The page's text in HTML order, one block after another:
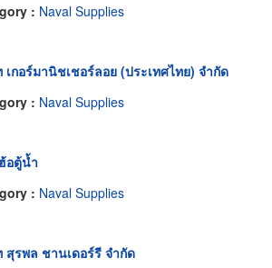
: Naval Supplies
เกอร์มานิชเชอร์ลอย (ประเทศไทย) จำกัด
: Naval Supplies
อตู้น้ำ
: Naval Supplies
สุรพล ชานเดอร์รี จำกัด